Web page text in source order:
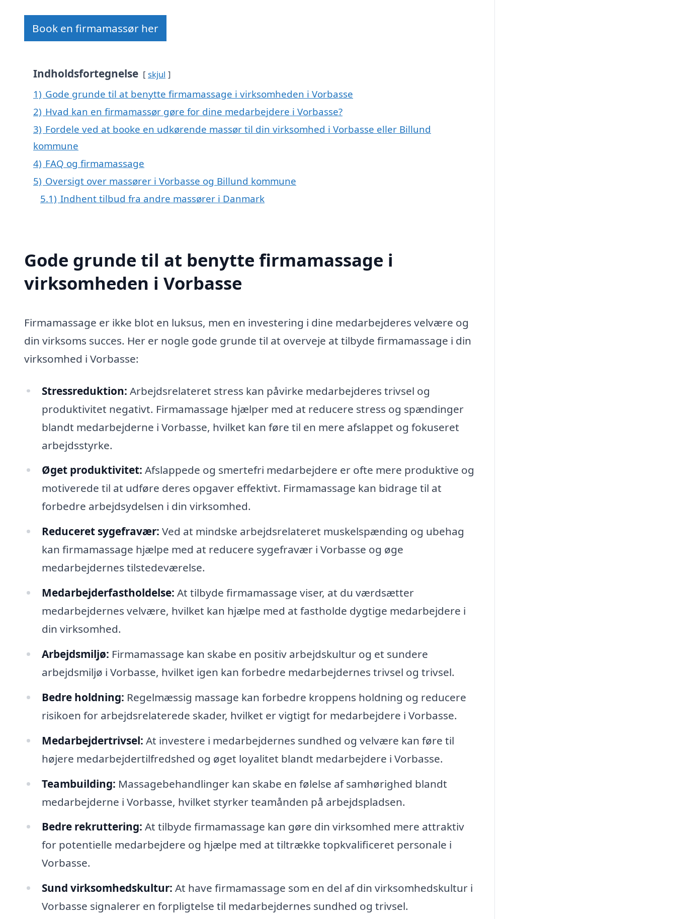
Book en firmamassør her
Indholdsfortegnelse skjul
1) Gode grunde til at benytte firmamassage i virksomheden i Vorbasse
2) Hvad kan en firmamassør gøre for dine medarbejdere i Vorbasse?
3) Fordele ved at booke en udkørende massør til din virksomhed i Vorbasse eller Billund
kommune
4) FAQ og firmamassage
5) Oversigt over massører i Vorbasse og Billund kommune
5.1) Indhent tilbud fra andre massører i Danmark
Gode grunde til at benytte firmamassage i
virksomheden i Vorbasse
Firmamassage er ikke blot en luksus, men en investering i dine medarbejderes velvære og
din virksoms succes. Her er nogle gode grunde til at overveje at tilbyde firmamassage i din
virksomhed i Vorbasse:
Stressreduktion: Arbejdsrelateret stress kan påvirke medarbejderes trivsel og
produktivitet negativt. Firmamassage hjælper med at reducere stress og spændinger
blandt medarbejderne i Vorbasse, hvilket kan føre til en mere afslappet og fokuseret
arbejdsstyrke.
Øget produktivitet: Afslappede og smertefri medarbejdere er ofte mere produktive og
motiverede til at udføre deres opgaver effektivt. Firmamassage kan bidrage til at
forbedre arbejdsydelsen i din virksomhed.
Reduceret sygefravær: Ved at mindske arbejdsrelateret muskelspænding og ubehag
kan firmamassage hjælpe med at reducere sygefravær i Vorbasse og øge
medarbejdernes tilstedeværelse.
Medarbejderfastholdelse: At tilbyde firmamassage viser, at du værdsætter
medarbejdernes velvære, hvilket kan hjælpe med at fastholde dygtige medarbejdere i
din virksomhed.
Arbejdsmiljø: Firmamassage kan skabe en positiv arbejdskultur og et sundere
arbejdsmiljø i Vorbasse, hvilket igen kan forbedre medarbejdernes trivsel og trivsel.
Bedre holdning: Regelmæssig massage kan forbedre kroppens holdning og reducere
risikoen for arbejdsrelaterede skader, hvilket er vigtigt for medarbejdere i Vorbasse.
Medarbejdertrivsel: At investere i medarbejdernes sundhed og velvære kan føre til
højere medarbejdertilfredshed og øget loyalitet blandt medarbejdere i Vorbasse.
Teambuilding: Massagebehandlinger kan skabe en følelse af samhørighed blandt
medarbejderne i Vorbasse, hvilket styrker teamånden på arbejdspladsen.
Bedre rekruttering: At tilbyde firmamassage kan gøre din virksomhed mere attraktiv
for potentielle medarbejdere og hjælpe med at tiltrække topkvalificeret personale i
Vorbasse.
Sund virksomhedskultur: At have firmamassage som en del af din virksomhedskultur i
Vorbasse signalerer en forpligtelse til medarbejdernes sundhed og trivsel.